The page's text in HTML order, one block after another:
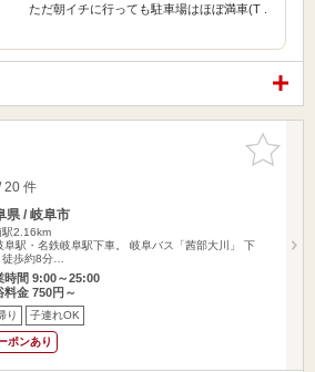
ただ朝イチに行っても駐車場はほぼ満車(T .
お気に入
りに追加
件
県 / 岐阜市
駅2.16km
阜駅・名鉄岐阜駅下車。 岐阜バス「茜部大川」 下
徒歩約8分…
時間 9:00～25:00
料金 750円～
り 子連れOK
ポンあり